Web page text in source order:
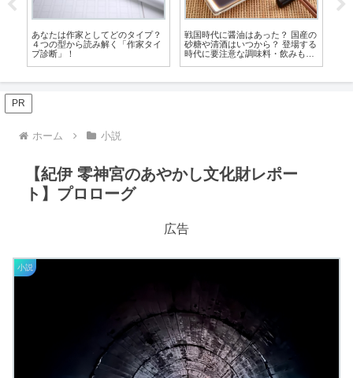
刀の「鯉口を切る」とはどんな仕
草？ 抜刀のための重要動作を詳し
く解説！
刀の鞘の重要部品、「栗形（くり
かた）」とは？ずり落ち防止や下
緒を通す機能を解説！
PR
ホーム 小説
【紀伊 零神宮のあやかし文化財レポー
ト】プロローグ
広告
小説